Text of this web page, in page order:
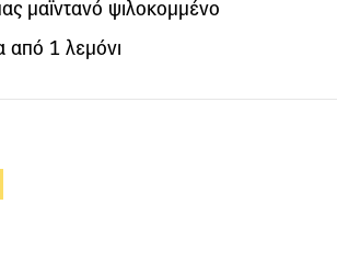
μαϊντανό ψιλοκομμένο
από 1 λεμόνι